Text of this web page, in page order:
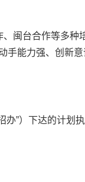
、闽台合作等多种
手能力强、创新意
办”）下达的计划执